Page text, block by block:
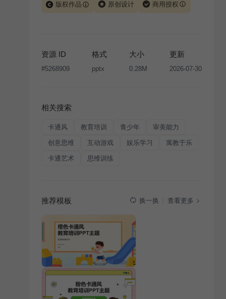
版权作品 原创设计 商用授权
版权声明
条款，禁止任何形式的转让、出售或出租，未
经投权许可任何人不得擅自转载和分发，否则将接照我
资源 ID
#5268909
格式
pptx
大小
0.28M
更新
2026-07-30
相关搜索
卡通风 教育培训 青少年 审美能力
创意思维 互动游戏 娱乐学习 寓教于乐
卡通艺术 思维训练
推荐模板 换一换 查看更多